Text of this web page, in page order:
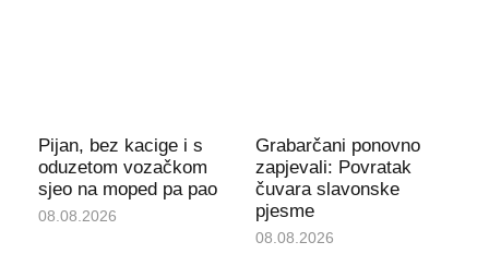
Pijan, bez kacige i s
oduzetom vozačkom
sjeo na moped pa pao
08.08.2026
Grabarčani ponovno
zapjevali: Povratak
čuvara slavonske
pjesme
08.08.2026